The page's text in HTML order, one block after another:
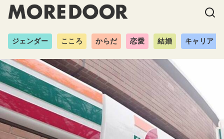
ジェンダー こころ からだ 恋愛 結婚 キャリア